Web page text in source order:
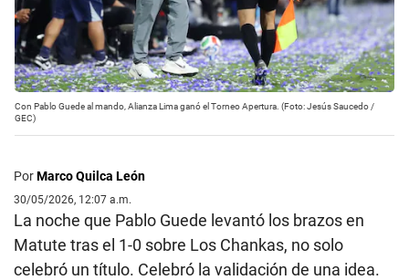
Con Pablo Guede al mando, Alianza Lima ganó el Torneo Apertura. (Foto: Jesús Saucedo /
GEC)
PorMarco Quilca León
30/05/2026, 12:07 a.m.
La noche que Pablo Guede levantó los brazos en
Matute tras el 1-0 sobre Los Chankas, no solo
celebró un título. Celebró la validación de una idea.